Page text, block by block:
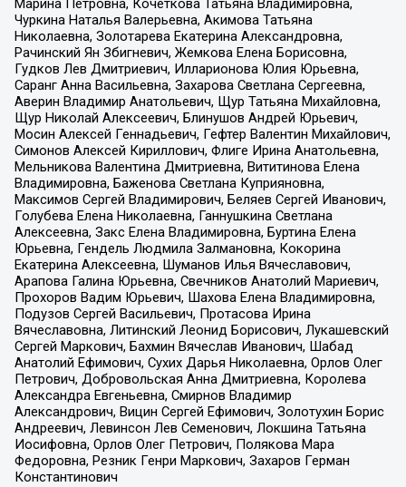
Марина Петровна, Кочеткова Татьяна Владимировна,
Чуркина Наталья Валерьевна, Акимова Татьяна
Николаевна, Золотарева Екатерина Александровна,
Рачинский Ян Збигневич, Жемкова Елена Борисовна,
Гудков Лев Дмитриевич, Илларионова Юлия Юрьевна,
Саранг Анна Васильевна, Захарова Светлана Сергеевна,
Аверин Владимир Анатольевич, Щур Татьяна Михайловна,
Щур Николай Алексеевич, Блинушов Андрей Юрьевич,
Мосин Алексей Геннадьевич, Гефтер Валентин Михайлович,
Симонов Алексей Кириллович, Флиге Ирина Анатольевна,
Мельникова Валентина Дмитриевна, Вититинова Елена
Владимировна, Баженова Светлана Куприяновна,
Максимов Сергей Владимирович, Беляев Сергей Иванович,
Голубева Елена Николаевна, Ганнушкина Светлана
Алексеевна, Закс Елена Владимировна, Буртина Елена
Юрьевна, Гендель Людмила Залмановна, Кокорина
Екатерина Алексеевна, Шуманов Илья Вячеславович,
Арапова Галина Юрьевна, Свечников Анатолий Мариевич,
Прохоров Вадим Юрьевич, Шахова Елена Владимировна,
Подузов Сергей Васильевич, Протасова Ирина
Вячеславовна, Литинский Леонид Борисович, Лукашевский
Сергей Маркович, Бахмин Вячеслав Иванович, Шабад
Анатолий Ефимович, Сухих Дарья Николаевна, Орлов Олег
Петрович, Добровольская Анна Дмитриевна, Королева
Александра Евгеньевна, Смирнов Владимир
Александрович, Вицин Сергей Ефимович, Золотухин Борис
Андреевич, Левинсон Лев Семенович, Локшина Татьяна
Иосифовна, Орлов Олег Петрович, Полякова Мара
Федоровна, Резник Генри Маркович, Захаров Герман
Константинович